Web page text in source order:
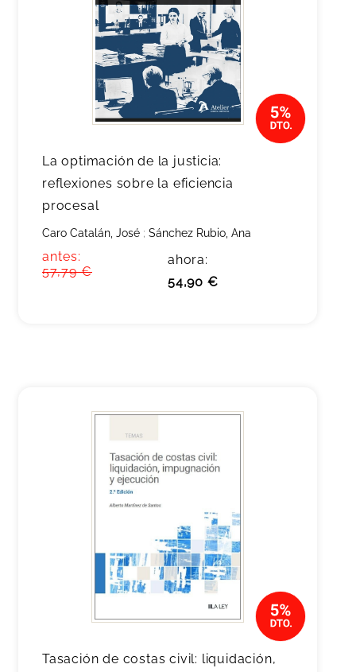
La optimación de la justicia:
reflexiones sobre la eficiencia
procesal
Caro Catalán, José ; Sánchez Rubio, Ana
antes:
57,79 €
ahora:
54,90 €
Tasación de costas civil: liquidación,